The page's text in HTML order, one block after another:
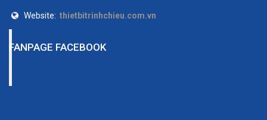
Website: thietbitrinhchieu.com.vn
FANPAGE FACEBOOK